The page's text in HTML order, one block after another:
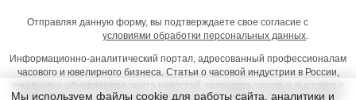
Отправляя данную форму, вы подтверждаете свое согласие с
условиями обработки персональных данных.
Информационно-аналитический портал, адресованный профессионалам
часового и ювелирного бизнеса. Статьи о часовой индустрии в России,
ежедневно обновляемая лента новостей, календарь часовых выставок и
Мы используем файлы cookie для работы сайта, аналитики и